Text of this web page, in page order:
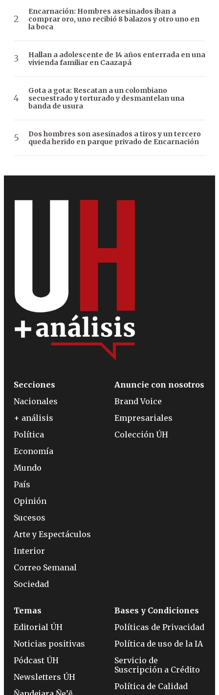
Encarnación: Hombres asesinados iban a
comprar oro, uno recibió 8 balazos y otro uno en
la boca
Hallan a adolescente de 14 años enterrada en una
vivienda familiar en Caazapá
Gota a gota: Rescatan a un colombiano
secuestrado y torturado y desmantelan una
banda de usura
Dos hombres son asesinados a tiros y un tercero
queda herido en parque privado de Encarnación
Secciones
Nacionales
+ análisis
Política
Economía
Mundo
País
Opinión
Sucesos
Arte y Espectáculos
Interior
Correo Semanal
Sociedad
Anuncie con nosotros
Brand Voice
Empresariales
Colección ÚH
Temas
Editorial ÚH
Noticias positivas
Pódcast ÚH
Newsletters ÚH
Bases y Condiciones
Políticas de Privacidad
Política de uso de la IA
Servicio de
Suscripción a Crédito
Política de Calidad